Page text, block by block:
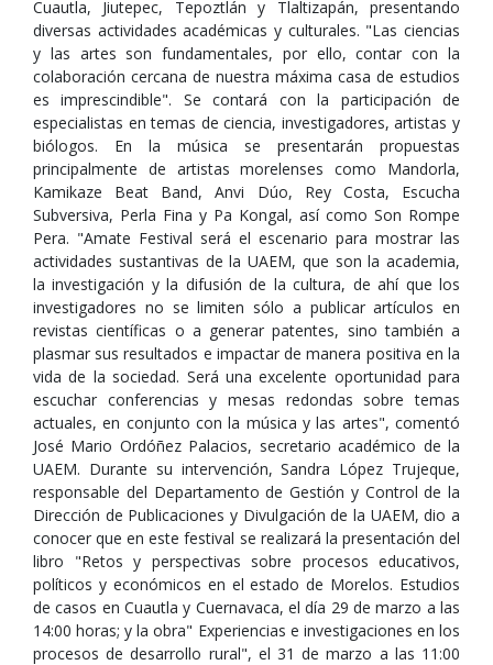
Cuautla, Jiutepec, Tepoztlán y Tlaltizapán, presentando
diversas actividades académicas y culturales. "Las ciencias
y las artes son fundamentales, por ello, contar con la
colaboración cercana de nuestra máxima casa de estudios
es imprescindible". Se contará con la participación de
especialistas en temas de ciencia, investigadores, artistas y
biólogos. En la música se presentarán propuestas
principalmente de artistas morelenses como Mandorla,
Kamikaze Beat Band, Anvi Dúo, Rey Costa, Escucha
Subversiva, Perla Fina y Pa Kongal, así como Son Rompe
Pera. "Amate Festival será el escenario para mostrar las
actividades sustantivas de la UAEM, que son la academia,
la investigación y la difusión de la cultura, de ahí que los
investigadores no se limiten sólo a publicar artículos en
revistas científicas o a generar patentes, sino también a
plasmar sus resultados e impactar de manera positiva en la
vida de la sociedad. Será una excelente oportunidad para
escuchar conferencias y mesas redondas sobre temas
actuales, en conjunto con la música y las artes", comentó
José Mario Ordóñez Palacios, secretario académico de la
UAEM. Durante su intervención, Sandra López Trujeque,
responsable del Departamento de Gestión y Control de la
Dirección de Publicaciones y Divulgación de la UAEM, dio a
conocer que en este festival se realizará la presentación del
libro "Retos y perspectivas sobre procesos educativos,
políticos y económicos en el estado de Morelos. Estudios
de casos en Cuautla y Cuernavaca, el día 29 de marzo a las
14:00 horas; y la obra" Experiencias e investigaciones en los
procesos de desarrollo rural", el 31 de marzo a las 11:00